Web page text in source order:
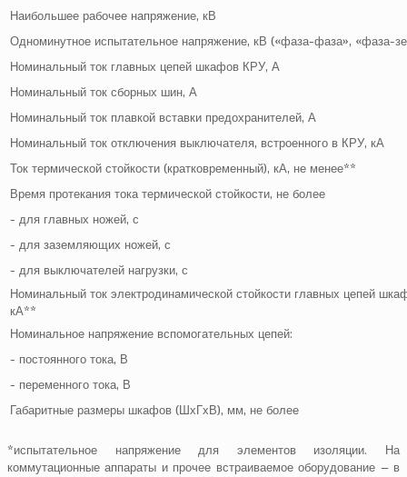
Наибольшее рабочее напряжение, кВ
Одноминутное испытательное напряжение, кВ («фаза-фаза», «фаза-
Номинальный ток главных цепей шкафов КРУ, А
Номинальный ток сборных шин, А
Номинальный ток плавкой вставки предохранителей, А
Номинальный ток отключения выключателя, встроенного в КРУ, кА
Ток термической стойкости (кратковременный), кА, не менее**
Время протекания тока термической стойкости, не более
- для главных ножей, с
- для заземляющих ножей, с
- для выключателей нагрузки, с
Номинальный ток электродинамической стойкости главных цепей
кА**
Номинальное напряжение вспомогательных цепей:
- постоянного тока, В
- переменного тока, В
Габаритные размеры шкафов (ШхГхВ), мм, не более
*испытательное напряжение для элементов изоляции. На
коммутационные аппараты и прочее встраиваемое оборудование – в